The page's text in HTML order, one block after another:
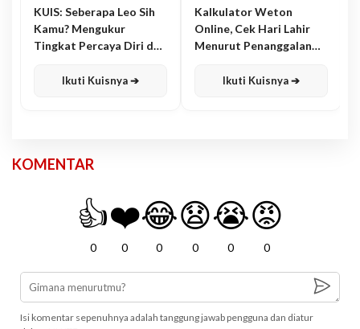
KUIS: Seberapa Leo Sih
Kamu? Mengukur
Tingkat Percaya Diri dan
Ikuti Kuisnya ➔
Kalkulator Weton
Online, Cek Hari Lahir
Menurut Penanggalan
Ikuti Kuisnya ➔
KOMENTAR
👍
0
❤️
0
😂
0
😧
0
😭
0
😡
0
Isi komentar sepenuhnya adalah tanggung jawab pengguna dan diatur